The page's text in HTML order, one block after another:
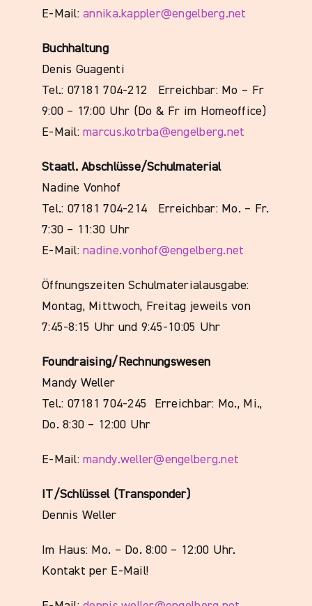
E-Mail:annika.kappler@engelberg.net
Buchhaltung
Denis Guagenti
Tel.: 07181 704-212 Erreichbar: Mo – Fr
9:00 – 17:00 Uhr (Do & Fr im Homeoffice)
E-Mail:marcus.kotrba@engelberg.net
Staatl. Abschlüsse/Schulmaterial
Nadine Vonhof
Tel.: 07181 704-214 Erreichbar: Mo. – Fr.
7:30 – 11:30 Uhr
E-Mail:nadine.vonhof@engelberg.net
Öffnungszeiten Schulmaterialausgabe:
Montag, Mittwoch, Freitag jeweils von
7:45-8:15 Uhr und 9:45-10:05 Uhr
Foundraising/Rechnungswesen
Mandy Weller
Tel.: 07181 704-245 Erreichbar: Mo., Mi.,
Do.8:30 – 12:00 Uhr
E-Mail:mandy.weller@engelberg.net
IT/Schlüssel (Transponder)
Dennis Weller
Im Haus: Mo. – Do. 8:00 – 12:00 Uhr.
Kontakt per E-Mail!